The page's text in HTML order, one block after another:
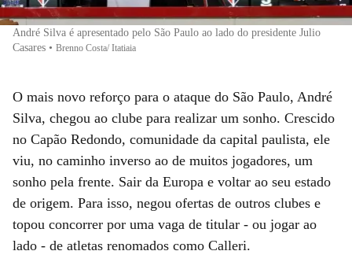
André Silva é apresentado pelo São Paulo ao lado do presidente Julio
Casares • Brenno Costa/ Itatiaia
O mais novo reforço para o ataque do São Paulo, André
Silva, chegou ao clube para realizar um sonho. Crescido
no Capão Redondo, comunidade da capital paulista, ele
viu, no caminho inverso ao de muitos jogadores, um
sonho pela frente. Sair da Europa e voltar ao seu estado
de origem. Para isso, negou ofertas de outros clubes e
topou concorrer por uma vaga de titular - ou jogar ao
lado - de atletas renomados como Calleri.